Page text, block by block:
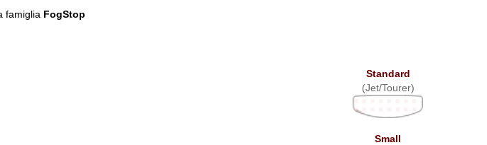
famiglia FogStop
Standard
(Jet/Tourer)
Small